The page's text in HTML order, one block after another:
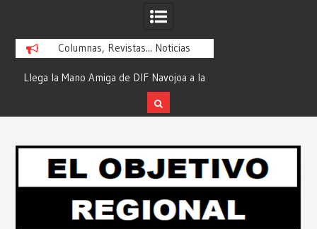
Columnas, Revistas... Noticias
¡En Etchojoa es Momento de Actuar por
la Salud de Nuestras Familias!… Desde:
Redacción “El Objetivo Regional”.
Objetivo